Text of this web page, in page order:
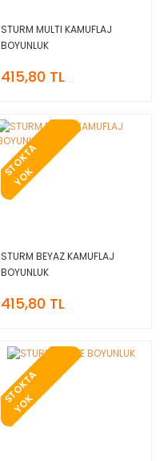
STURM MULTI KAMUFLAJ
BOYUNLUK
415,80 TL
S
T
O
K
T
A
Y
O
K
STURM BEYAZ KAMUFLAJ
BOYUNLUK
415,80 TL
S
T
O
K
T
A
Y
O
K